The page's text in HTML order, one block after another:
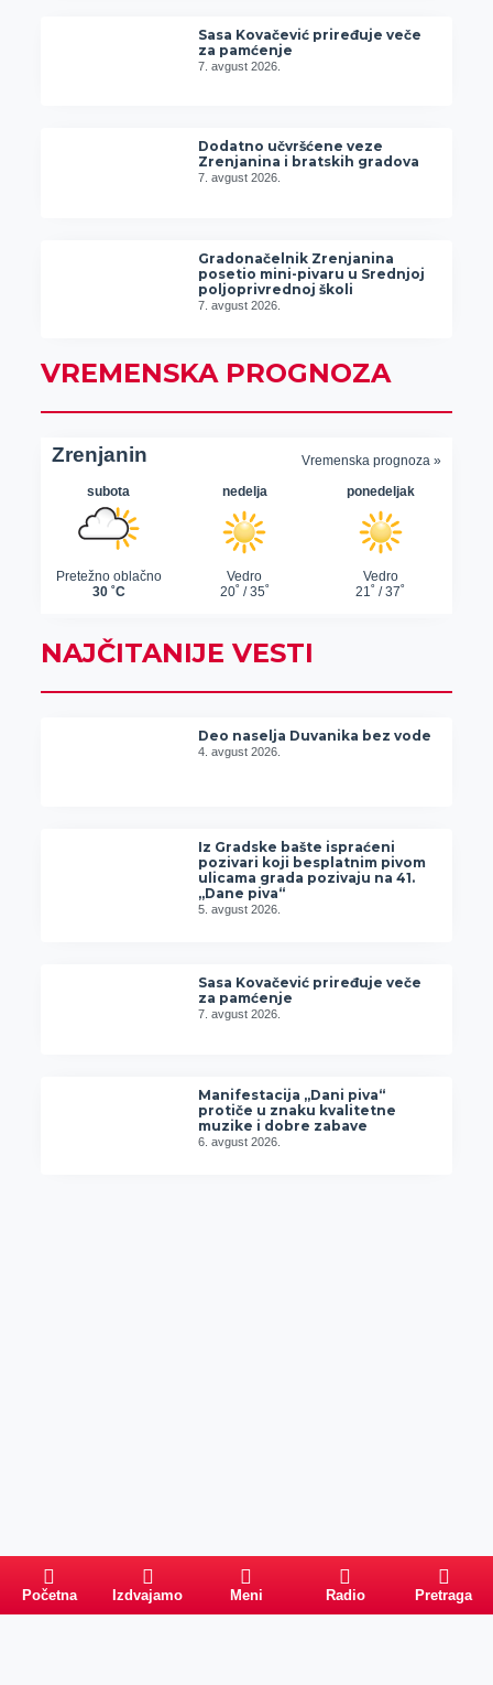
Sasa Kovačević priređuje veče
za pamćenje
7. avgust 2026.
Dodatno učvršćene veze
Zrenjanina i bratskih gradova
7. avgust 2026.
Gradonačelnik Zrenjanina
posetio mini-pivaru u Srednjoj
poljoprivrednoj školi
7. avgust 2026.
VREMENSKA PROGNOZA
NAJČITANIJE VESTI
Deo naselja Duvanika bez vode
4. avgust 2026.
Iz Gradske bašte ispraćeni
pozivari koji besplatnim pivom
ulicama grada pozivaju na 41.
„Dane piva“
5. avgust 2026.
Sasa Kovačević priređuje veče
za pamćenje
7. avgust 2026.
Manifestacija „Dani piva“
protiče u znaku kvalitetne
muzike i dobre zabave
6. avgust 2026.
Početna Izdvajamo Meni Radio Pretraga